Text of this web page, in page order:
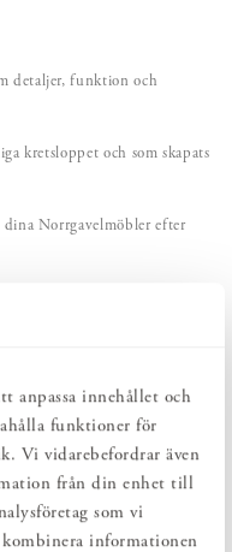
anpassa innehållet och
funktioner för
Vi vidarebefordrar även
från din enhet till
som vi
informationen
detaljer, funktion och
kretsloppet och som skapats
Norrgavelmöbler efter
personlig service –
27, ihop med
grunden för denna